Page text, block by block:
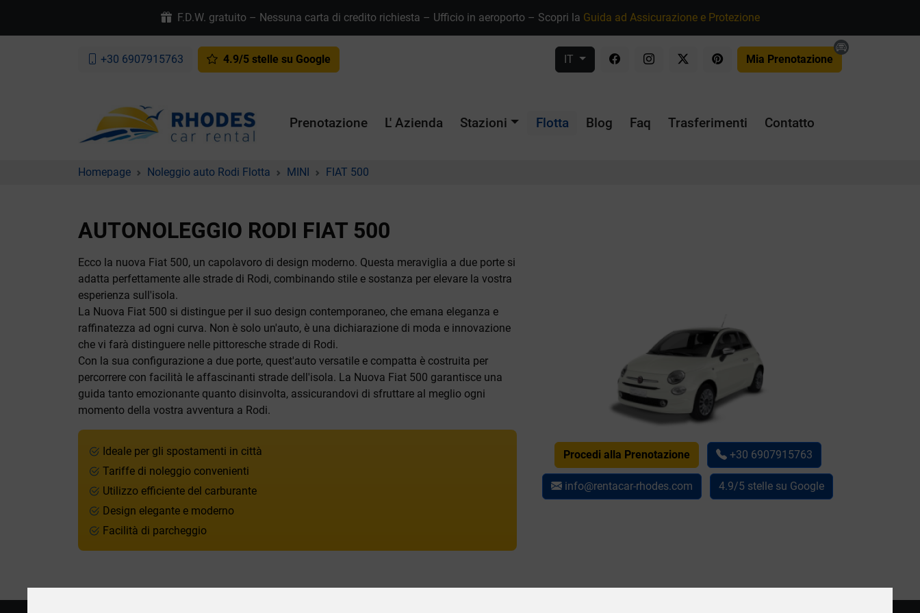
F.D.W. gratuito – Nessuna carta di credito richiesta – Ufficio in aeroporto – Scopri la Guida ad Assicurazione e Protezione
+30 6907915763 4.9/5 stelle su Google IT Mia Prenotazione
Prenotazione L' Azienda Stazioni Flotta Blog Faq Trasferimenti Contatto
Homepage Noleggio auto Rodi Flotta MINI FIAT 500
AUTONOLEGGIO RODI FIAT 500
Ecco la nuova Fiat 500, un capolavoro di design moderno. Questa meraviglia a due porte si
adatta perfettamente alle strade di Rodi, combinando stile e sostanza per elevare la vostra
esperienza sull'isola.
La Nuova Fiat 500 si distingue per il suo design contemporaneo, che emana eleganza e
raffinatezza ad ogni curva. Non è solo un'auto, è una dichiarazione di moda e innovazione
che vi farà distinguere nelle pittoresche strade di Rodi.
Con la sua configurazione a due porte, quest'auto versatile e compatta è costruita per
percorrere con facilità le affascinanti strade dell'isola. La Nuova Fiat 500 garantisce una
guida tanto emozionante quanto disinvolta, assicurandovi di sfruttare al meglio ogni
momento della vostra avventura a Rodi.
Ideale per gli spostamenti in città
Tariffe di noleggio convenienti
Utilizzo efficiente del carburante
Design elegante e moderno
Facilità di parcheggio
Procedi alla Prenotazione +30 6907915763
info@rentacar-rhodes.com 4.9/5 stelle su Google